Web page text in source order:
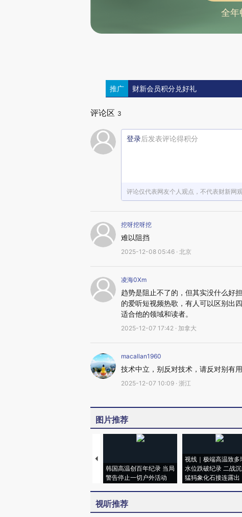
全年
推广 财新会员积分兑好礼
评论区 3
登录后发表评论得积分
评论仅代表网友个人观点，不代表财新网
挖呀挖呀挖
难以阻挡
2025-12-08 05:46 · 北京
凌海0Xm
趋势是阻止不了的，但其实没什么好
的爱听短视频热歌，有人可以区别出
适合他的领域和读者。
2025-12-07 17:42 · 加拿大
macallan1960
技术中立，别反对技术，请反对别有
2025-12-07 10:09 · 浙江
图片推荐
韩国高温创百年纪录 当局
警告停止一切户外活动
视线｜极端高温致多
水位跌破纪录 二战
猛犸象化石接连露出
视听推荐